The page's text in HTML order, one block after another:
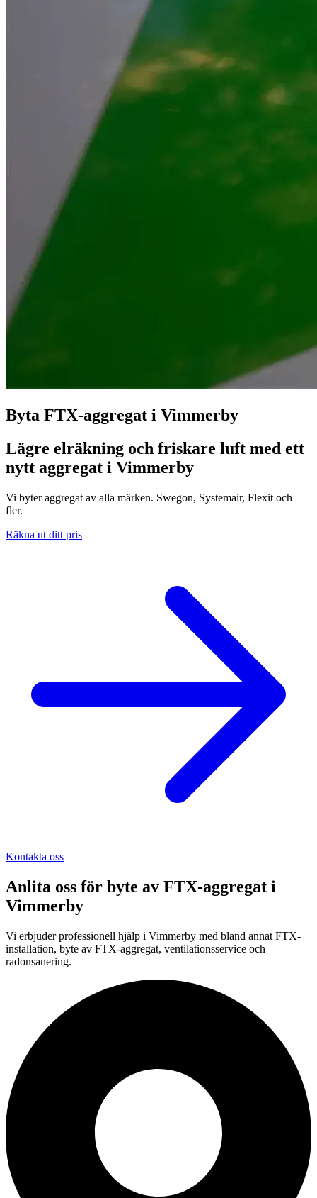
Byta FTX-aggregat i Vimmerby
Lägre elräkning och friskare luft med ett
nytt aggregat i Vimmerby
Vi byter aggregat av alla märken. Swegon, Systemair, Flexit och
fler.
Räkna ut ditt pris
Kontakta oss
Anlita oss för byte av FTX-aggregat i
Vimmerby
Vi erbjuder professionell hjälp i Vimmerby med bland annat FTX-
installation, byte av FTX-aggregat, ventilationsservice och
radonsanering.